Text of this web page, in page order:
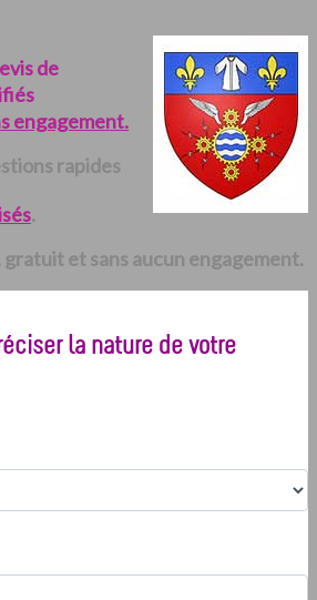
de
engagement.
rapides
.
gratuit et sans aucun engagement.